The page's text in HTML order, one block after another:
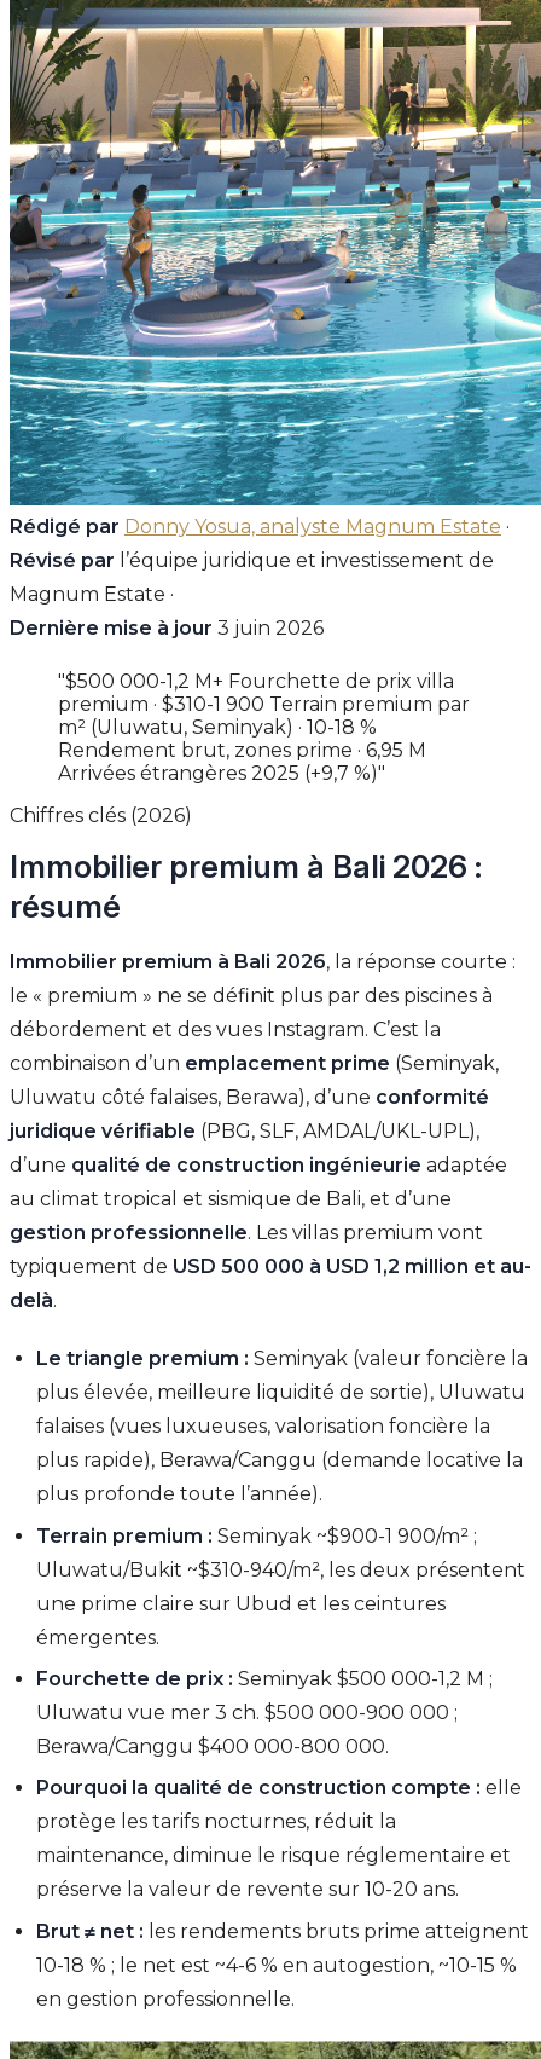
Rédigé par Donny Yosua, analyste Magnum Estate ·
Révisé par l’équipe juridique et investissement de
Magnum Estate ·
Dernière mise à jour 3 juin 2026
"$500 000-1,2 M+ Fourchette de prix villa
premium · $310-1 900 Terrain premium par
m² (Uluwatu, Seminyak) · 10-18 %
Rendement brut, zones prime · 6,95 M
Arrivées étrangères 2025 (+9,7 %)"
Chiffres clés (2026)
Immobilier premium à Bali 2026 :
résumé
Immobilier premium à Bali 2026, la réponse courte :
le « premium » ne se définit plus par des piscines à
débordement et des vues Instagram. C’est la
combinaison d’un emplacement prime (Seminyak,
Uluwatu côté falaises, Berawa), d’une conformité
juridique vérifiable (PBG, SLF, AMDAL/UKL-UPL),
d’une qualité de construction ingénieurie adaptée
au climat tropical et sismique de Bali, et d’une
gestion professionnelle. Les villas premium vont
typiquement de USD 500 000 à USD 1,2 million et au-
delà.
Le triangle premium : Seminyak (valeur foncière la
plus élevée, meilleure liquidité de sortie), Uluwatu
falaises (vues luxueuses, valorisation foncière la
plus rapide), Berawa/Canggu (demande locative la
plus profonde toute l’année).
Terrain premium : Seminyak ~$900-1 900/m² ;
Uluwatu/Bukit ~$310-940/m², les deux présentent
une prime claire sur Ubud et les ceintures
émergentes.
Fourchette de prix : Seminyak $500 000-1,2 M ;
Uluwatu vue mer 3 ch. $500 000-900 000 ;
Berawa/Canggu $400 000-800 000.
Pourquoi la qualité de construction compte : elle
protège les tarifs nocturnes, réduit la
maintenance, diminue le risque réglementaire et
préserve la valeur de revente sur 10-20 ans.
Brut ≠ net : les rendements bruts prime atteignent
10-18 % ; le net est ~4-6 % en autogestion, ~10-15 %
en gestion professionnelle.